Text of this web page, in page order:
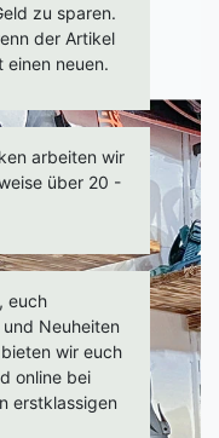
zu sparen.
der Artikel
neuen.
arbeiten wir
über 20 -
euch
Neuheiten
wir euch
online bei
erstklassigen